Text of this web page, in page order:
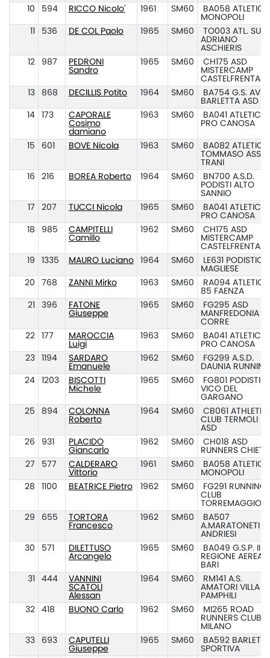
10
594 RICCO Nicolo' 1961 SM60
BA058 ATLETICA
MONOPOLI
536 DE COL Paolo 1965 SM60
TO003 ATL.
ADRIANO
ASCHIERIS
12
987
PEDRONI
Sandro
1965 SM60
CH175 ASD
MISTERCAMP
13
868 DECILLIS Potito 1964 SM60
BA754 G.S. AVIS
BARLETTA ASD
14
173
CAPORALE
Cosimo
damiano
1963 SM60
BA041 ATLETICA
PRO CANOSA
15 601 BOVE Nicola 1963 SM60
BA082 ATLETICA
TOMMASO ASSI
TRANI
16
216 BOREA Roberto 1964 SM60
BN700 A.S.D.
PODISTI ALTO
SANNIO
17
207 TUCCI Nicola 1965 SM60
BA041 ATLETICA
PRO CANOSA
18
985
CAMPITELLI
Camillo
1962 SM60
CH175 ASD
MISTERCAMP
19
1335 MAURO Luciano 1964 SM60
LE631 PODISTICA
MAGLIESE
20
768 ZANNI Mirko 1963 SM60
RA094 ATLETICA
85 FAENZA
21
396
FATONE
Giuseppe
1965 SM60
FG295 ASD
MANFREDONIA
CORRE
22
177
MAROCCIA
Luigi
1963 SM60
BA041 ATLETICA
PRO CANOSA
23
1194
SARDARO
Emanuele
1962 SM60
FG299 A.S.D.
DAUNIA RUNNING
24
1203
BISCOTTI
Michele
1965 SM60
FG801
VICO DEL
GARGANO
25
894
COLONNA
Roberto
1964 SM60
CB061 ATHLETIC
CLUB TERMOLI
ASD
26
931
PLACIDO
Giancarlo
1962 SM60
CH018 ASD
RUNNERS CHIETI
27
577
CALDERARO
Vittorio
1961 SM60
BA058 ATLETICA
MONOPOLI
28
1100 BEATRICE Pietro 1962 SM60
FG291 RUNNING
CLUB
29
655
TORTORA
Francesco
1962 SM60
BA507
A.MARATONETI
ANDRIESI
30
571
DILETTUSO
Arcangelo
1965 SM60
BA049 G.S.P. III
REGIONE AEREA
BARI
31
444
VANNINI
SCATOLI
Alessan
1964 SM60
RM141 A.S.
AMATORI VILLA
PAMPHILI
32
418 BUONO Carlo 1962 SM60
MI265 ROAD
RUNNERS CLUB
MILANO
33
693
CAPUTELLI
Giuseppe
1965 SM60
BA592
SPORTIVA